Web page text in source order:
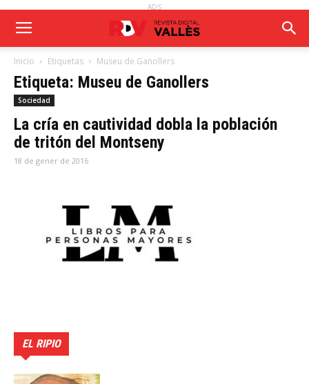
ADS
Inicio Etiquetas Museu de Ganollers
Etiqueta: Museu de Ganollers
Sociedad
La cría en cautividad dobla la población
de tritón del Montseny
18 de gener de 2016
EL RIPIO